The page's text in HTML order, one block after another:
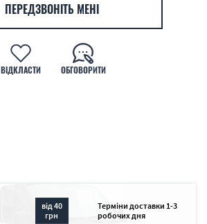
ПЕРЕДЗВОНІТЬ МЕНІ
ВІДКЛАСТИ ОБГОВОРИТИ
від 40
грн
Терміни доставки 1-3
робочих дня